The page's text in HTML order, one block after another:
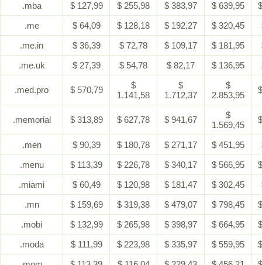
.mba
$ 127,99 $ 255,98 $ 383,97 $ 639,95
.me
$ 64,09 $ 128,18 $ 192,27 $ 320,45
.me.in
$ 36,39 $ 72,78 $ 109,17 $ 181,95
.me.uk
$ 27,39 $ 54,78 $ 82,17 $ 136,95
.med.pro $ 570,79
$
1.141,58
$
1.712,37
$
2.853,95
.memorial $ 313,89 $ 627,78 $ 941,67
$
1.569,45
.men $ 90,39 $ 180,78 $ 271,17 $ 451,95
.menu
$ 113,39 $ 226,78 $ 340,17 $ 566,95
.miami
$ 60,49 $ 120,98 $ 181,47 $ 302,45
.mn
$ 159,69 $ 319,38 $ 479,07 $ 798,45
.mobi
$ 132,99 $ 265,98 $ 398,97 $ 664,95
.moda
$ 111,99 $ 223,98 $ 335,97 $ 559,95